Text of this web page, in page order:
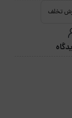
تخلف